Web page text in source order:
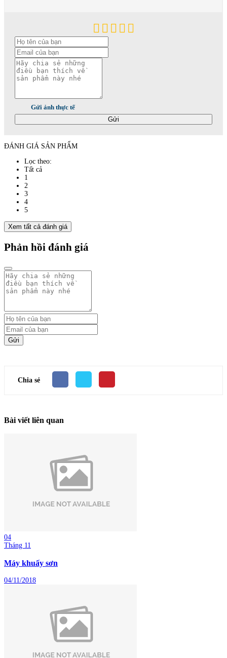
Gửi ảnh thực tế
Gửi
ĐÁNH GIÁ SẢN PHẨM
Lọc theo:
Tất cả
1
2
3
4
5
Xem tất cả đánh giá
Phản hồi đánh giá
Gửi
Chia sẻ
Bài viết liên quan
04
Tháng 11
Máy khuấy sơn
04/11/2018